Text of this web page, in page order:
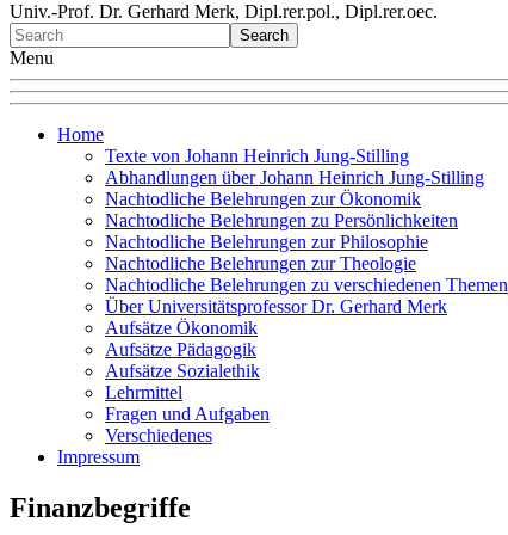
Univ.-Prof. Dr. Gerhard Merk, Dipl.rer.pol., Dipl.rer.oec.
Menu
Home
Texte von Johann Heinrich Jung-Stilling
Abhandlungen über Johann Heinrich Jung-Stilling
Nachtodliche Belehrungen zur Ökonomik
Nachtodliche Belehrungen zu Persönlichkeiten
Nachtodliche Belehrungen zur Philosophie
Nachtodliche Belehrungen zur Theologie
Nachtodliche Belehrungen zu verschiedenen Themen
Über Universitätsprofessor Dr. Gerhard Merk
Aufsätze Ökonomik
Aufsätze Pädagogik
Aufsätze Sozialethik
Lehrmittel
Fragen und Aufgaben
Verschiedenes
Impressum
Finanzbegriffe